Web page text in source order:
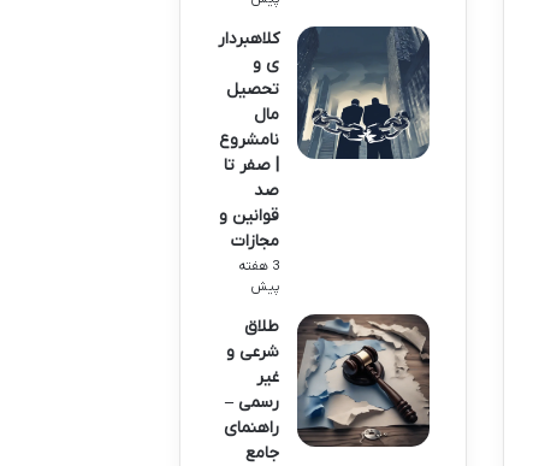
کلاهبردار
ی و
تحصیل
مال
نامشروع
| صفر تا
صد
قوانین و
مجازات
3 هفته
پیش
طلاق
شرعی و
غیر
رسمی –
راهنمای
جامع